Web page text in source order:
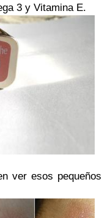
3 y Vitamina E.
ver esos pequeños